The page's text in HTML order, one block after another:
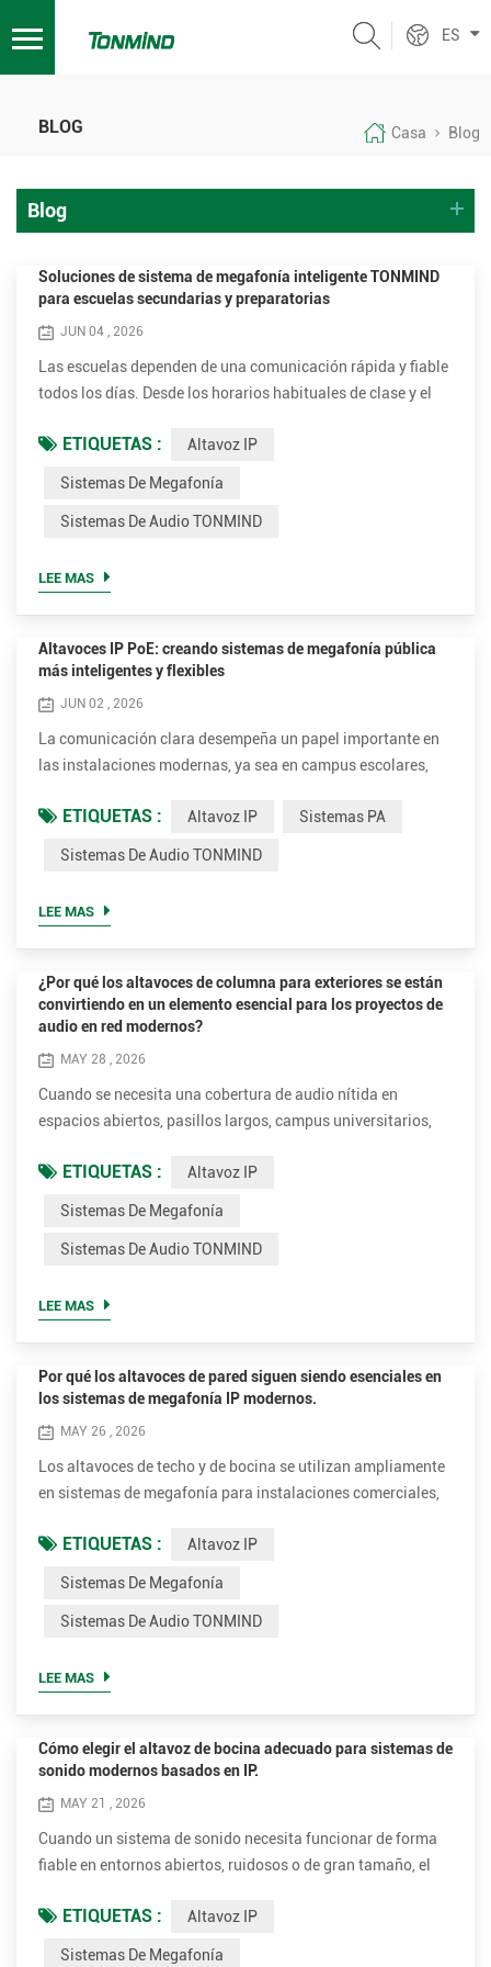
ES
BLOG Casa Blog
Blog
Soluciones de sistema de megafonía inteligente TONMIND
para escuelas secundarias y preparatorias
JUN 04 , 2026
Las escuelas dependen de una comunicación rápida y fiable
todos los días. Desde los horarios habituales de clase y el
anuncios en todo el campus, un eficaz IP sistema de
megafoníadesempeña un papel fundamental en el
organizado. A medida que los campus educativos continúan
ETIQUETAS : Altavoz IP
Sistemas De Megafonía
Sistemas De Audio TONMIND
LEE MAS
Altavoces IP PoE: creando sistemas de megafonía pública
más inteligentes y flexibles
JUN 02 , 2026
La comunicación clara desempeña un papel importante en
las instalaciones modernas, ya sea en campus escolares,
fabricación o centros de atención médica. A medida que la
tecnología de red continúa evolucionando, muchas
tradicionales, b...
ETIQUETAS : Altavoz IP Sistemas PA
Sistemas De Audio TONMIND
LEE MAS
¿Por qué los altavoces de columna para exteriores se están
convirtiendo en un elemento esencial para los proyectos de
audio en red modernos?
MAY 28 , 2026
Cuando se necesita una cobertura de audio nítida en
espacios abiertos, pasillos largos, campus universitarios,
altavoces tradicionales suelen tener problemas con la
direccionalidad y la inteligibilidad del habla. Por ello, cada
soluciones de altavoces de columna para exteriores
ETIQUETAS : Altavoz IP
Sistemas De Megafonía
Sistemas De Audio TONMIND
LEE MAS
Por qué los altavoces de pared siguen siendo esenciales en
los sistemas de megafonía IP modernos.
MAY 26 , 2026
Los altavoces de techo y de bocina se utilizan ampliamente
en sistemas de megafonía para instalaciones comerciales,
altavoces de pared siguen siendo esenciales para lograr un
sonido claro y equilibrado, una inteligibilidad del habla
de pared son puntos finales de red inteligentes....
ETIQUETAS : Altavoz IP
Sistemas De Megafonía
Sistemas De Audio TONMIND
LEE MAS
Cómo elegir el altavoz de bocina adecuado para sistemas de
sonido modernos basados en IP.
MAY 21 , 2026
Cuando un sistema de sonido necesita funcionar de forma
fiable en entornos abiertos, ruidosos o de gran tamaño, el
importante del diseño de audio. Ya sea en una planta
industrial, un centro de transporte, un campus universitario
ETIQUETAS : Altavoz IP
Sistemas De Megafonía